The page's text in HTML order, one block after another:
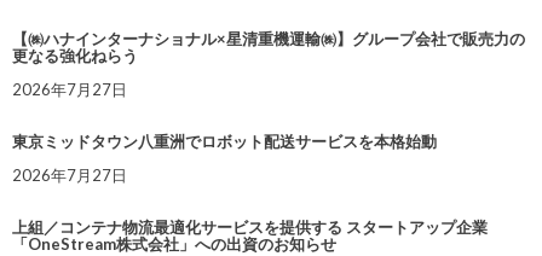
【㈱ハナインターナショナル×星清重機運輸㈱】グループ会社で販売力の
更なる強化ねらう
2026年7月27日
東京ミッドタウン八重洲でロボット配送サービスを本格始動
2026年7月27日
上組／コンテナ物流最適化サービスを提供する スタートアップ企業
「OneStream株式会社」への出資のお知らせ